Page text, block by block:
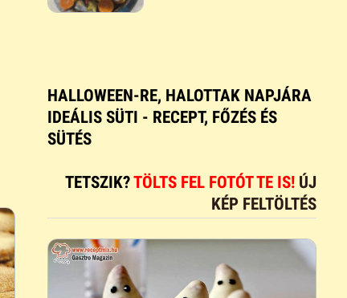
HALLOWEEN-RE, HALOTTAK NAPJÁRA
IDEÁLIS SÜTI - RECEPT, FŐZÉS ÉS
SÜTÉS
TETSZIK?TÖLTS FEL FOTÓT TE IS! ÚJ
KÉP FELTÖLTÉS